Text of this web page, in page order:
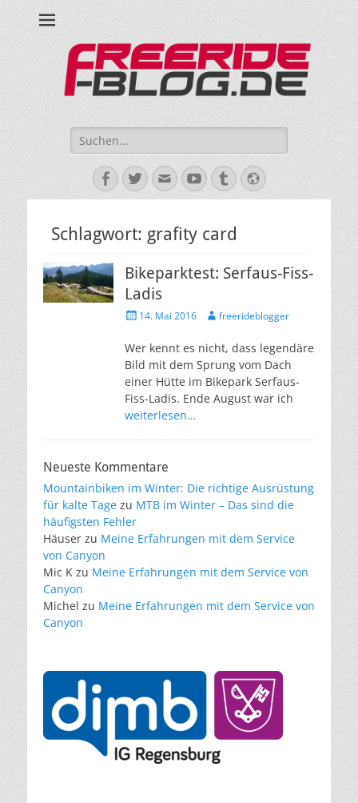
Suche
nach:
Facebook
Twitter
E-
Mail
YouTube
TumblrWebsite
Schlagwort: grafity card
Bikeparktest: Serfaus-Fiss-
Ladis
Veröffentlicht
14. Mai 2016 Autorfreerideblogger
Wer kennt es nicht, dass legendäre
Bild mit dem Sprung vom Dach
einer Hütte im Bikepark Serfaus-
Fiss-Ladis. Ende August war ich
weiterlesen…
Neueste Kommentare
Mountainbiken im Winter: Die richtige Ausrüstung
für kalte Tage zu MTB im Winter – Das sind die
häufigsten Fehler
Häuser zu Meine Erfahrungen mit dem Service
von Canyon
Mic K zu Meine Erfahrungen mit dem Service von
Canyon
Michel zu Meine Erfahrungen mit dem Service von
Canyon